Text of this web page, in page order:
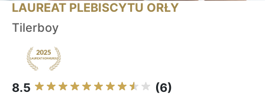
LAUREAT PLEBISCYTU ORŁY
Tilerboy
8.5 (6)